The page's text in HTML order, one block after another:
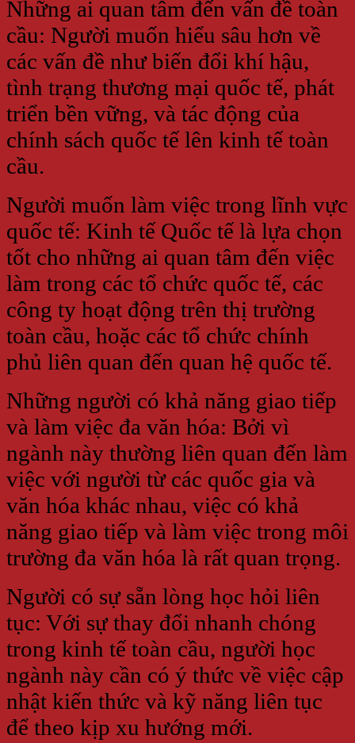
Những ai quan tâm đến vấn đề toàn
cầu: Người muốn hiểu sâu hơn về
các vấn đề như biến đổi khí hậu,
tình trạng thương mại quốc tế, phát
triển bền vững, và tác động của
chính sách quốc tế lên kinh tế toàn
cầu.
Người muốn làm việc trong lĩnh vực
quốc tế: Kinh tế Quốc tế là lựa chọn
tốt cho những ai quan tâm đến việc
làm trong các tổ chức quốc tế, các
công ty hoạt động trên thị trường
toàn cầu, hoặc các tổ chức chính
phủ liên quan đến quan hệ quốc tế.
Những người có khả năng giao tiếp
và làm việc đa văn hóa: Bởi vì
ngành này thường liên quan đến làm
việc với người từ các quốc gia và
văn hóa khác nhau, việc có khả
năng giao tiếp và làm việc trong môi
trường đa văn hóa là rất quan trọng.
Người có sự sẵn lòng học hỏi liên
tục: Với sự thay đổi nhanh chóng
trong kinh tế toàn cầu, người học
ngành này cần có ý thức về việc cập
nhật kiến thức và kỹ năng liên tục
để theo kịp xu hướng mới.